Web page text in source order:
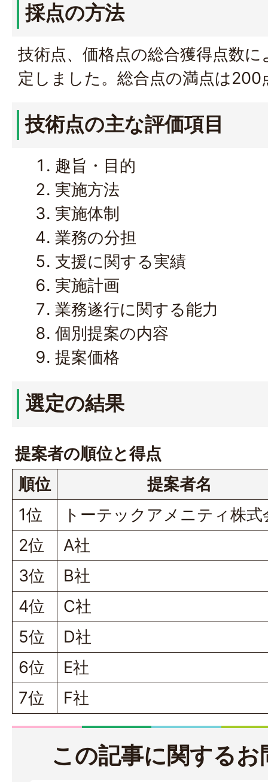
採点の方法
技術点、価格点の総合獲得点数
定しました。総合点の満点は200
技術点の主な評価項目
趣旨・目的
実施方法
実施体制
業務の分担
支援に関する実績
実施計画
業務遂行に関する能力
個別提案の内容
提案価格
選定の結果
提案者の順位と得点
順位
提案者名
1位
トーテックアメニティ株式
2位
A社
3位
B社
4位
C社
5位
D社
6位
E社
7位
F社
この記事に関する